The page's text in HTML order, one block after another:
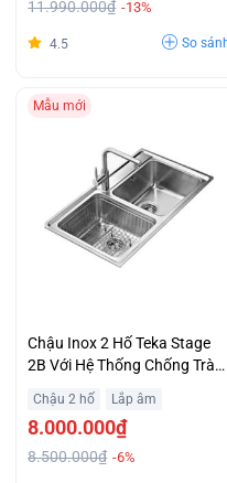
11.990.000₫ -13%
4.5 So
Mẫu mới
Chậu Inox 2 Hố Teka Stage
2B Với Hệ Thống Chống Tràn
Hiệu Quả Giá Tốt
Chậu 2 hố Lắp âm
8.000.000₫
8.500.000₫ -6%